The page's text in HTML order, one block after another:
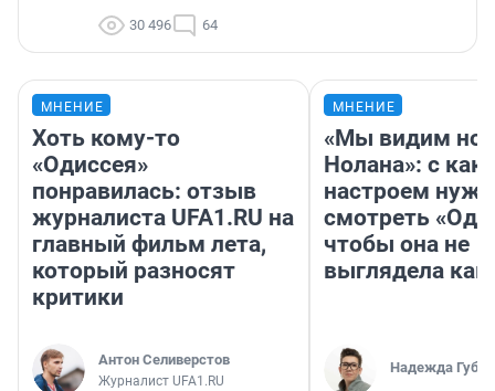
30 496 64
МНЕНИЕ
Хоть кому-то
«Одиссея»
понравилась: отзыв
журналиста UFA1.RU на
главный фильм лета,
который разносят
критики
Антон Селиверстов
Журналист UFA1.RU
МНЕНИЕ
«Мы видим
Нолана»: с
настроем
смотреть
чтобы она не
выглядела как
Надежда